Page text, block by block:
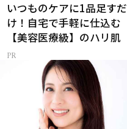
いつものケアに1品足すだ
け！自宅で手軽に仕込む
【美容医療級】のハリ肌